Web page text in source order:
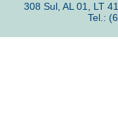
308 Sul, AL 01, LT
Tel.: